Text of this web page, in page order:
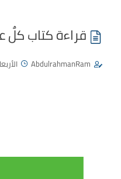
قراءة كتاب كلٌ
AbdulrahmanRam الأربعاء, 17